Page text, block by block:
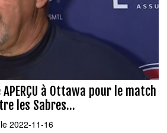
à Ottawa pour le match
les Sabres...
le 2022-11-16